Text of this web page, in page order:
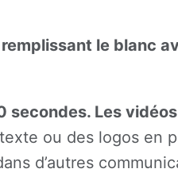
remplissant le blanc
Les
ou des logos
d’autres